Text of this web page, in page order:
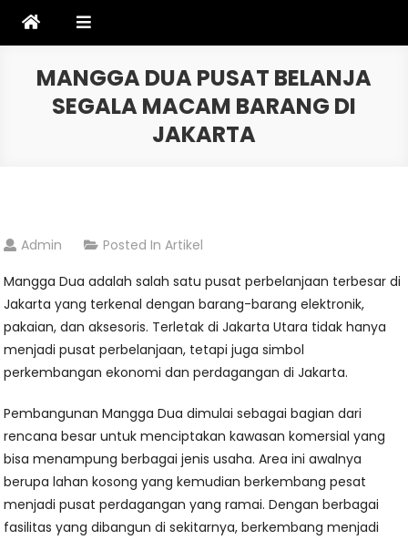
MANGGA DUA PUSAT BELANJA
SEGALA MACAM BARANG DI
JAKARTA
Admin Posted InArtikel
Mangga Dua adalah salah satu pusat perbelanjaan terbesar di
Jakarta yang terkenal dengan barang-barang elektronik,
pakaian, dan aksesoris. Terletak di Jakarta Utara tidak hanya
menjadi pusat perbelanjaan, tetapi juga simbol
perkembangan ekonomi dan perdagangan di Jakarta.
Pembangunan Mangga Dua dimulai sebagai bagian dari
rencana besar untuk menciptakan kawasan komersial yang
bisa menampung berbagai jenis usaha. Area ini awalnya
berupa lahan kosong yang kemudian berkembang pesat
menjadi pusat perdagangan yang ramai. Dengan berbagai
fasilitas yang dibangun di sekitarnya, berkembang menjadi